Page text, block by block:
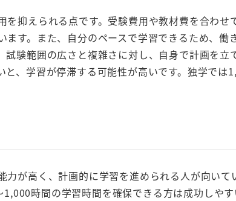
抑えられる点です。受験費用や教材費を合わせ
す。また、自分のペースで学習できるため、働
験範囲の広さと複雑さに対し、自身で計画を立
、学習が停滞する可能性が高いです。独学では
が高く、計画的に学習を進められる人が向いて
時間の学習時間を確保できる方は成功しや